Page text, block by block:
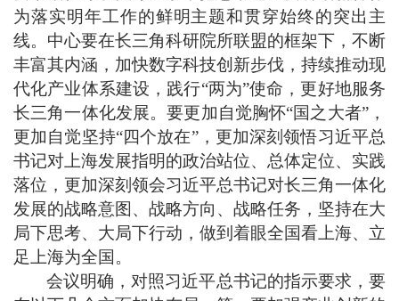
为落实明年工作的鲜明主题和贯穿始终的突出主
线。中心要在长三角科研院所联盟的框架下，不断
丰富其内涵，加快数字科技创新步伐，持续推动现
代化产业体系建设，践行“两为”使命，更好地服务
长三角一体化发展。要更加自觉胸怀“国之大者”，
更加自觉坚持“四个放在”，更加深刻领悟习近平总
书记对上海发展指明的政治站位、总体定位、实践
落位，更加深刻领会习近平总书记对长三角一体化
发展的战略意图、战略方向、战略任务，坚持在大
局下思考、大局下行动，做到着眼全国看上海、立
足上海为全国。
会议明确，对照习近平总书记的指示要求，要